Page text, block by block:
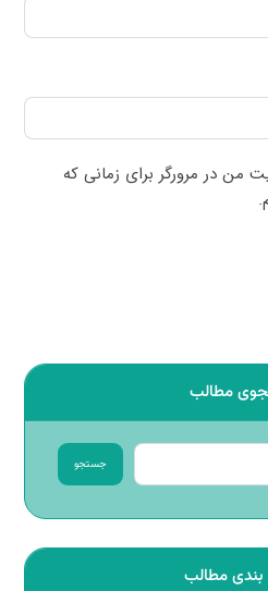
من در مرورگر برای زمانی که
مطالب
جستجو
مطالب